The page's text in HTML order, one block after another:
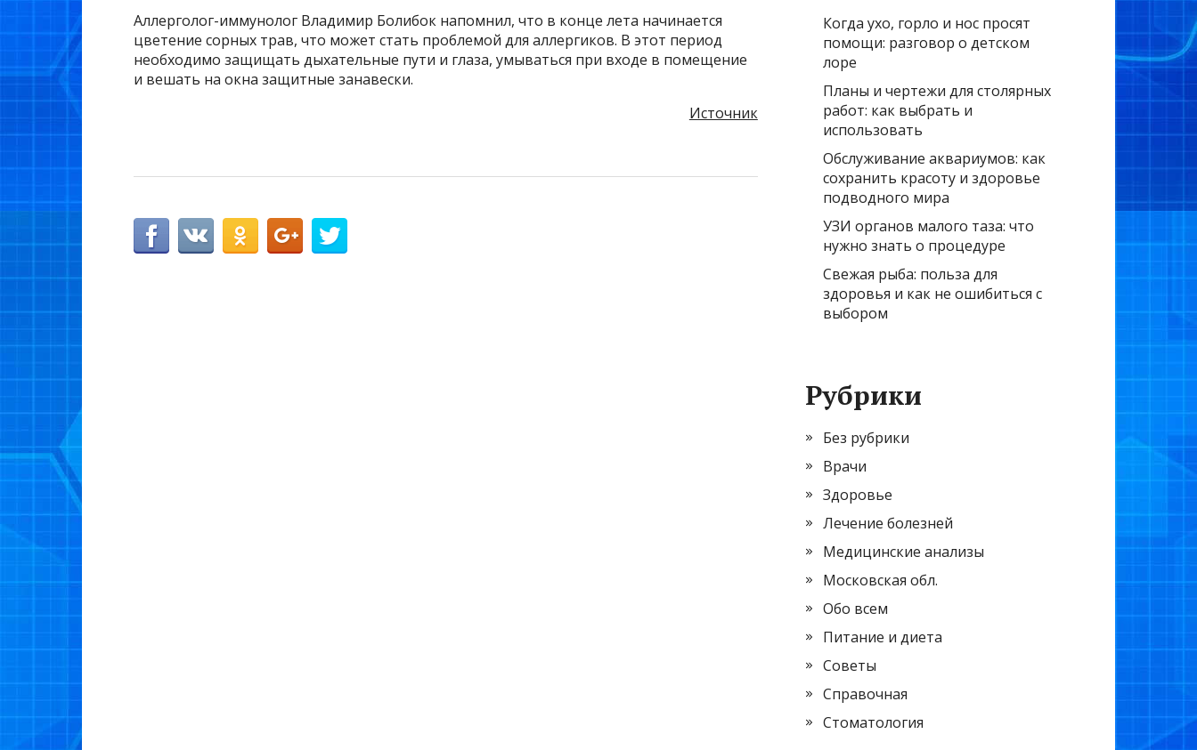
Аллерголог-иммунолог Владимир Болибок напомнил, что в конце лета начинается
цветение сорных трав, что может стать проблемой для аллергиков. В этот период
необходимо защищать дыхательные пути и глаза, умываться при входе в помещение
и вешать на окна защитные занавески.
Источник
Когда ухо, горло и нос просят
помощи: разговор о детском
лоре
Планы и чертежи для столярных
работ: как выбрать и
использовать
Обслуживание аквариумов: как
сохранить красоту и здоровье
подводного мира
УЗИ органов малого таза: что
нужно знать о процедуре
Свежая рыба: польза для
здоровья и как не ошибиться с
выбором
Рубрики
Без рубрики
Врачи
Здоровье
Лечение болезней
Медицинские анализы
Московская обл.
Обо всем
Питание и диета
Советы
Справочная
Стоматология